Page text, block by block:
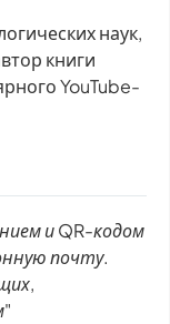
наук,
книги
YouTube-
и QR-кодом
почту.